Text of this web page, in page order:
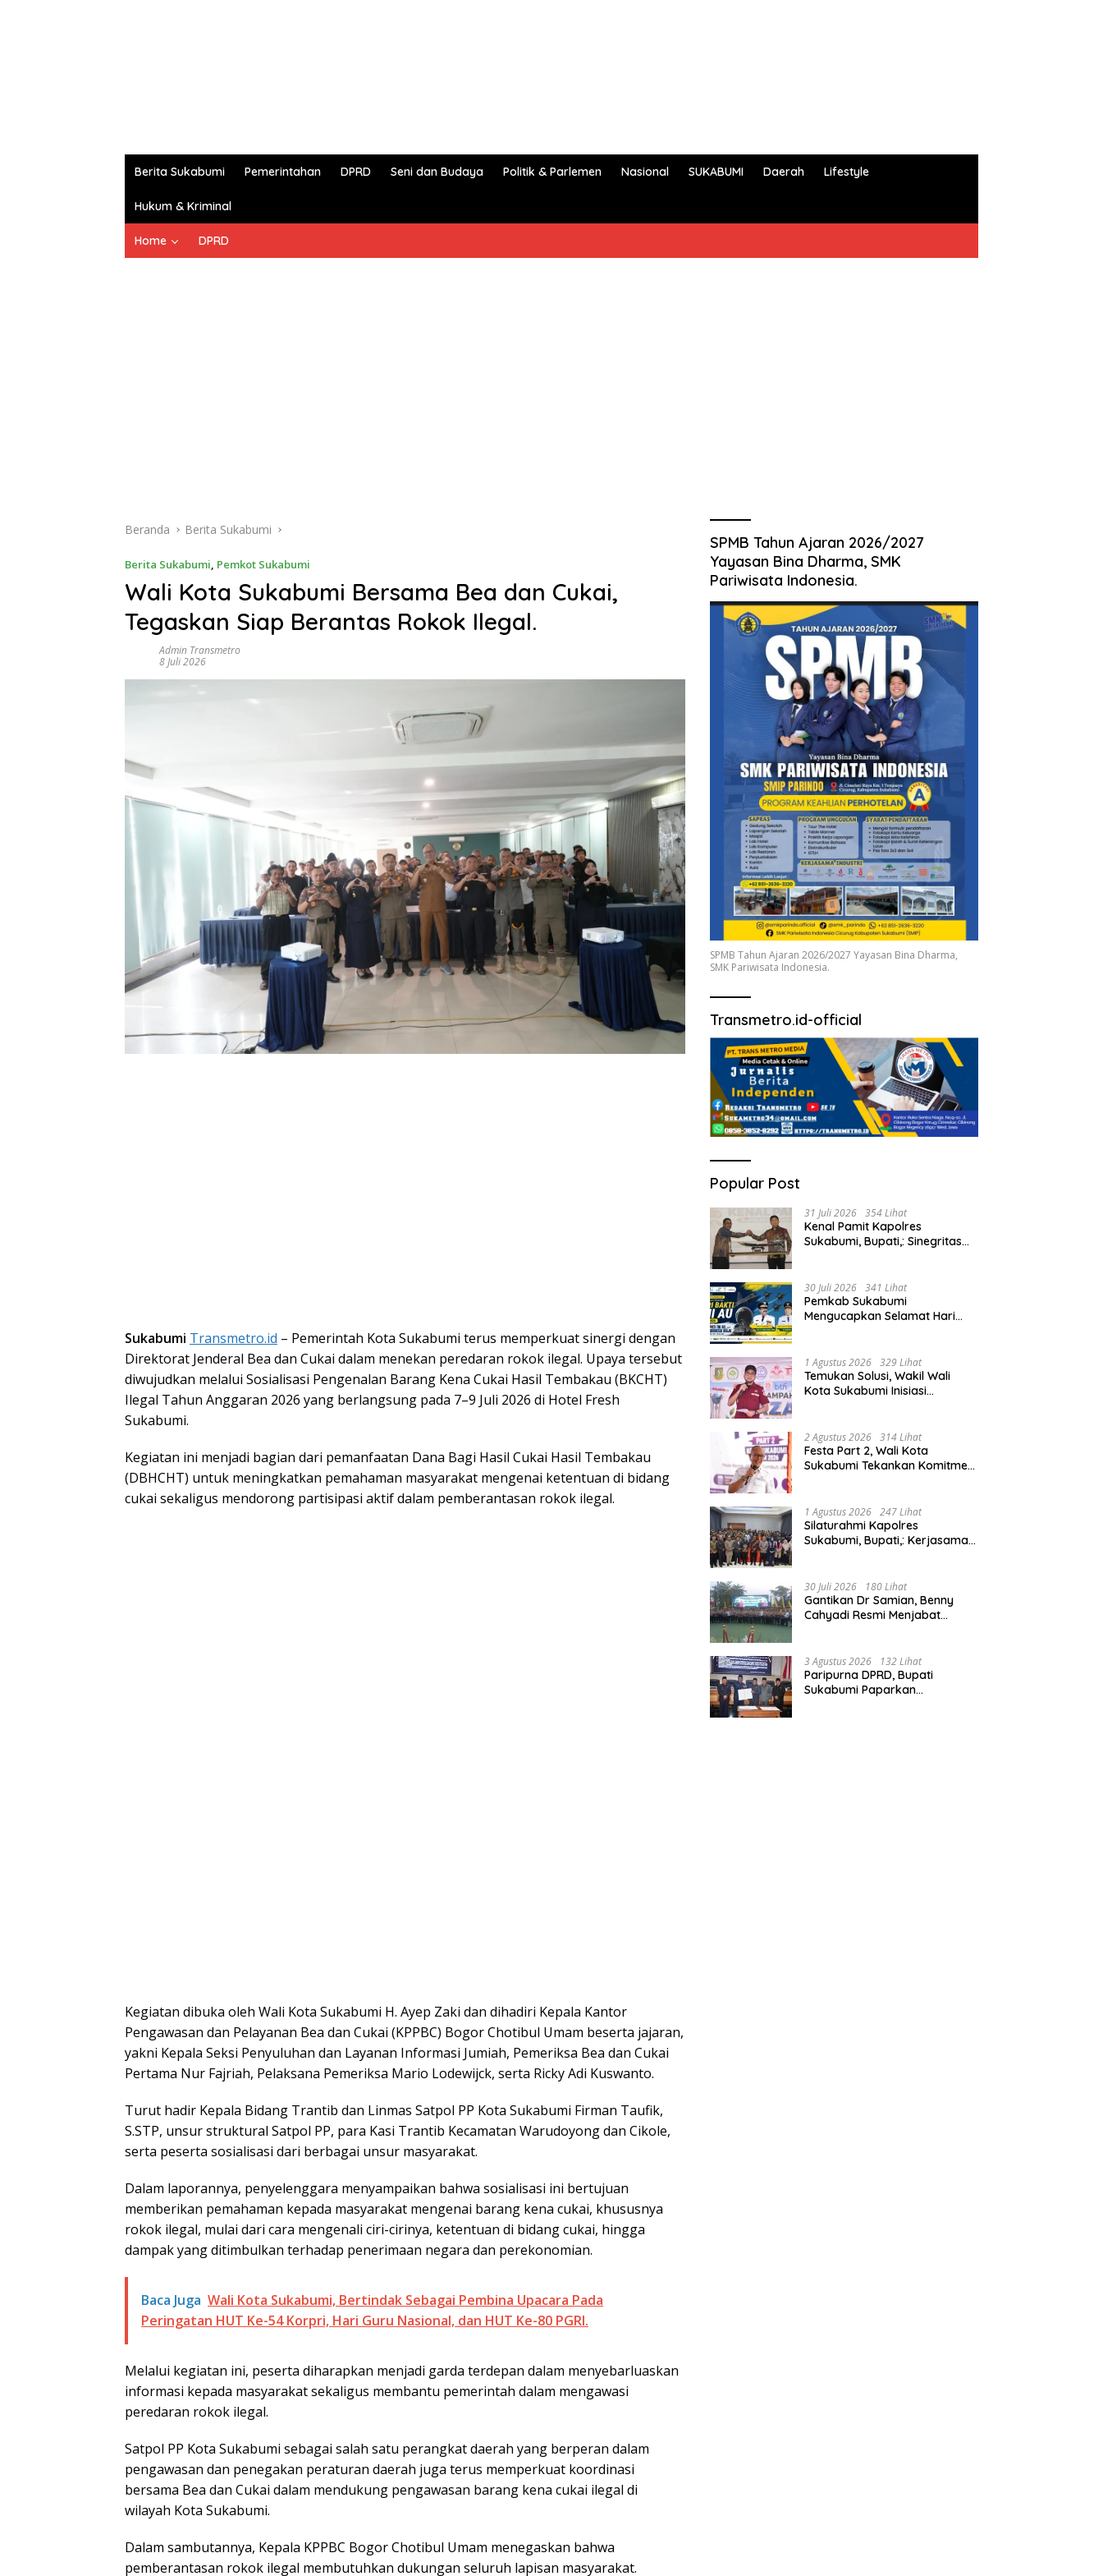
Berita Sukabumi Pemerintahan DPRD Seni dan Budaya Politik & Parlemen Nasional SUKABUMI Daerah Lifestyle
Hukum & Kriminal
Home DPRD
Beranda Berita Sukabumi
Berita Sukabumi, Pemkot Sukabumi
Wali Kota Sukabumi Bersama Bea dan Cukai,
Tegaskan Siap Berantas Rokok Ilegal.
Admin Transmetro
8 Juli 2026
Sukabumi Transmetro.id – Pemerintah Kota Sukabumi terus memperkuat sinergi dengan
Direktorat Jenderal Bea dan Cukai dalam menekan peredaran rokok ilegal. Upaya tersebut
diwujudkan melalui Sosialisasi Pengenalan Barang Kena Cukai Hasil Tembakau (BKCHT)
Ilegal Tahun Anggaran 2026 yang berlangsung pada 7–9 Juli 2026 di Hotel Fresh
Sukabumi.
Kegiatan ini menjadi bagian dari pemanfaatan Dana Bagi Hasil Cukai Hasil Tembakau
(DBHCHT) untuk meningkatkan pemahaman masyarakat mengenai ketentuan di bidang
cukai sekaligus mendorong partisipasi aktif dalam pemberantasan rokok ilegal.
Kegiatan dibuka oleh Wali Kota Sukabumi H. Ayep Zaki dan dihadiri Kepala Kantor
Pengawasan dan Pelayanan Bea dan Cukai (KPPBC) Bogor Chotibul Umam beserta jajaran,
yakni Kepala Seksi Penyuluhan dan Layanan Informasi Jumiah, Pemeriksa Bea dan Cukai
Pertama Nur Fajriah, Pelaksana Pemeriksa Mario Lodewijck, serta Ricky Adi Kuswanto.
Turut hadir Kepala Bidang Trantib dan Linmas Satpol PP Kota Sukabumi Firman Taufik,
S.STP, unsur struktural Satpol PP, para Kasi Trantib Kecamatan Warudoyong dan Cikole,
serta peserta sosialisasi dari berbagai unsur masyarakat.
Dalam laporannya, penyelenggara menyampaikan bahwa sosialisasi ini bertujuan
memberikan pemahaman kepada masyarakat mengenai barang kena cukai, khususnya
rokok ilegal, mulai dari cara mengenali ciri-cirinya, ketentuan di bidang cukai, hingga
dampak yang ditimbulkan terhadap penerimaan negara dan perekonomian.
Baca Juga Wali Kota Sukabumi, Bertindak Sebagai Pembina Upacara Pada
Peringatan HUT Ke-54 Korpri, Hari Guru Nasional, dan HUT Ke-80 PGRI.
Melalui kegiatan ini, peserta diharapkan menjadi garda terdepan dalam menyebarluaskan
informasi kepada masyarakat sekaligus membantu pemerintah dalam mengawasi
peredaran rokok ilegal.
Satpol PP Kota Sukabumi sebagai salah satu perangkat daerah yang berperan dalam
pengawasan dan penegakan peraturan daerah juga terus memperkuat koordinasi
bersama Bea dan Cukai dalam mendukung pengawasan barang kena cukai ilegal di
wilayah Kota Sukabumi.
Dalam sambutannya, Kepala KPPBC Bogor Chotibul Umam menegaskan bahwa
pemberantasan rokok ilegal membutuhkan dukungan seluruh lapisan masyarakat.
SPMB Tahun Ajaran 2026/2027
Yayasan Bina Dharma, SMK
Pariwisata Indonesia.
SPMB Tahun Ajaran 2026/2027 Yayasan Bina Dharma,
SMK Pariwisata Indonesia.
Transmetro.id-official
Popular Post
31 Juli 2026 354 Lihat
Kenal Pamit Kapolres
Sukabumi, Bupati,: Sinegritas
30 Juli 2026 341 Lihat
Pemkab Sukabumi
Mengucapkan Selamat Hari
1 Agustus 2026 329 Lihat
Temukan Solusi, Wakil Wali
Kota Sukabumi Inisiasi
2 Agustus 2026 314 Lihat
Festa Part 2, Wali Kota
Sukabumi Tekankan Komitmen
1 Agustus 2026 247 Lihat
Silaturahmi Kapolres
Sukabumi, Bupati,: Kerjasama
30 Juli 2026 180 Lihat
Gantikan Dr Samian, Benny
Cahyadi Resmi Menjabat
Publik.
3 Agustus 2026 132 Lihat
Paripurna DPRD, Bupati
Sukabumi Paparkan